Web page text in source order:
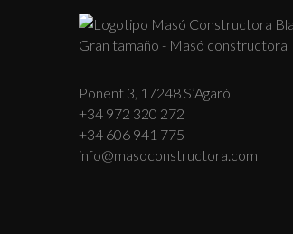
Ponent 3, 17248 S’Agaró
+34 972 320 272
+34 606 941 775
info@masoconstructora.com